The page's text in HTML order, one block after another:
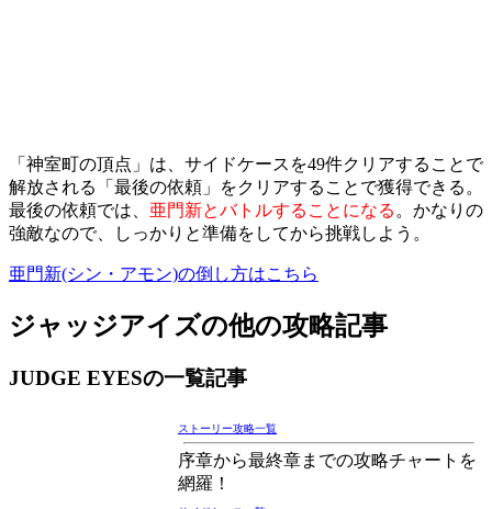
「神室町の頂点」は、サイドケースを49件クリアすることで
解放される「最後の依頼」をクリアすることで獲得できる。
最後の依頼では、 亜門新とバトルすることになる 。かなりの
強敵なので、しっかりと準備をしてから挑戦しよう。
亜門新(シン・アモン)の倒し方はこちら
ジャッジアイズの他の攻略記事
JUDGE EYESの一覧記事
ストーリー攻略一覧
序章から最終章までの攻略チャートを
網羅！